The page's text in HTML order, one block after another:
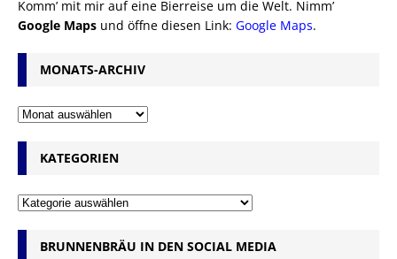
Komm’ mit mir auf eine Bierreise um die Welt. Nimm’
Google Maps und öffne diesen Link: Google Maps.
MONATS-ARCHIV
KATEGORIEN
BRUNNENBRÄU IN DEN SOCIAL MEDIA